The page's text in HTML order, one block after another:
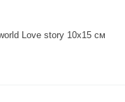
Love story 10х15 см